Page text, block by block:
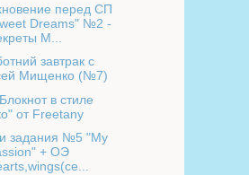
перед СП
Dreams" №2 -
М...
завтрак с
Мищенко (№7)
в стиле
от Freetany
задания №5 "My
+ ОЭ